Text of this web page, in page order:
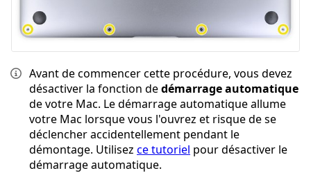
Avant de commencer cette procédure, vous devez
désactiver la fonction dedémarrage automatique
de votre Mac. Le démarrage automatique allume
votre Mac lorsque vous l'ouvrez et risque de se
déclencher accidentellement pendant le
démontage. Utilisez ce tutoriel pour désactiver le
démarrage automatique.